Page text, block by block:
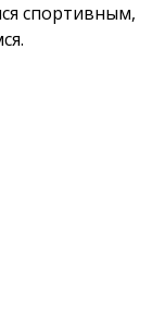
спортивным,